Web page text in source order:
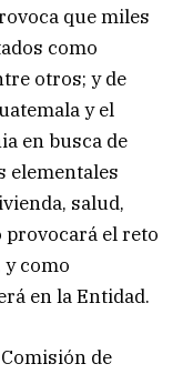
que miles
como
otros; y de
y el
en busca de
elementales
salud,
provocará el reto
y como
en la Entidad.
de